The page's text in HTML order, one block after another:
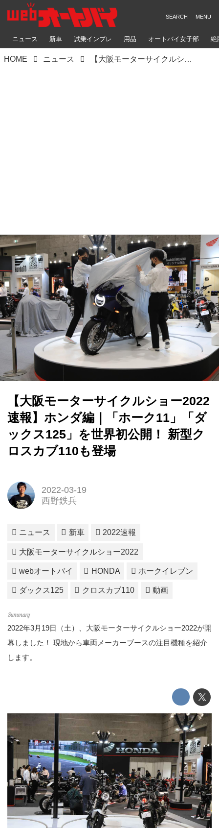
ニュース 新車 試乗インプレ 用品 オートバイ女子部 絶
HOME ニュース 【大阪モーターサイクルショー2022速報】ホンダ編｜「ホーク11」「ダックス125」を世界初公開！ 新型クロスカブ110も登場
【大阪モーターサイクルショー2022
速報】ホンダ編｜「ホーク11」「ダ
ックス125」を世界初公開！ 新型ク
ロスカブ110も登場
2022-03-19
西野鉄兵
ニュース 新車 2022速報
大阪モーターサイクルショー2022
webオートバイ HONDA ホークイレブン
ダックス125 クロスカブ110 動画
2022年3月19日（土）、大阪モーターサイクルショー2022が開
幕しました！ 現地から車両メーカーブースの注目機種を紹介
します。